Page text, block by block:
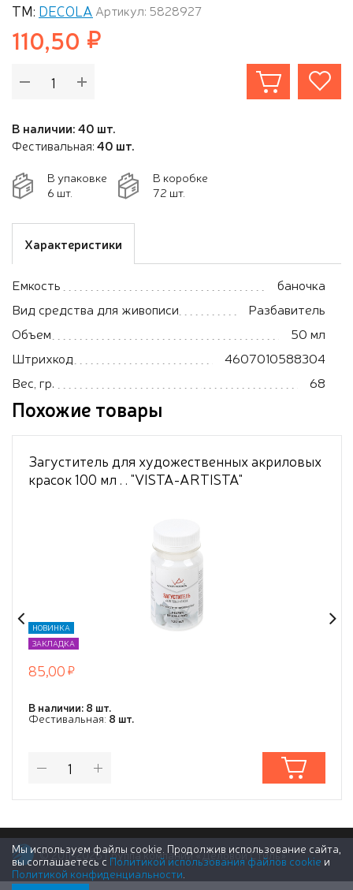
ТМ: DECOLA Артикул: 5828927
110,50
В наличии: 40 шт.
Фестивальная:40 шт.
В упаковке
6 шт.
В коробке
72 шт.
Характеристики
Емкость
баночка
Вид средства для живописи
Разбавитель
Объем
50 мл
Штрихкод
4607010588304
Вес, гр.
68
Похожие товары
Загуститель для художественных акриловых
красок 100 мл . . "VISTA-ARTISTA"
НОВИНКА
ЗАКЛАДКА
85,00
В наличии: 8 шт.
Фестивальная: 8 шт.
© 2011-2026 Группа компаний «Деловой Стиль»
Мы используем файлы cookie. Продолжив использование сайта,
вы соглашаетесь с Политикой использования файлов cookie и
Политикой конфиденциальности